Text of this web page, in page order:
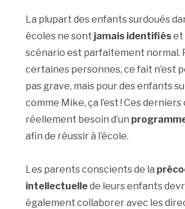
La plupart des enfants surdoués
écoles ne sont jamais identifiéset
scénario est parfaitement normal.
certaines personnes, ce fait n’est
pas grave, mais pour des enfants
comme Mike, ça l’est ! Ces derniers
réellement besoin d’un
afin de réussir à l’école.
Les parents conscients de la
intellectuellede leurs enfants
également collaborer avec les